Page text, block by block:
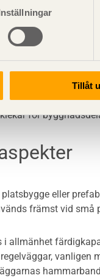
Tillåt
(< cirka 6 m spännvidd)
(6-12 m spännvidd)
för
eller
främst vid små
allmänhet